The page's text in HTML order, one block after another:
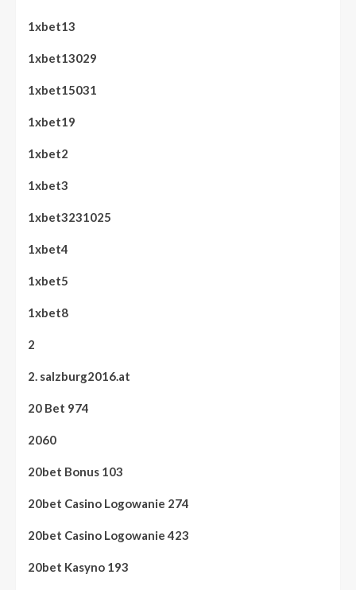
1xbet13
1xbet13029
1xbet15031
1xbet19
1xbet2
1xbet3
1xbet3231025
1xbet4
1xbet5
1xbet8
2
2. salzburg2016.at
20 Bet 974
2060
20bet Bonus 103
20bet Casino Logowanie 274
20bet Casino Logowanie 423
20bet Kasyno 193